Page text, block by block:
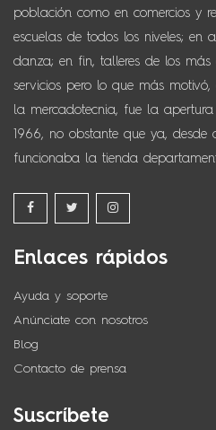
población como en comercios y
escuelas de todos los niveles; en
danza; en fin, talleres de los
servicios pero lo que más
la mercadotecnia, fue la
1966, no obstante que ya, desde
funcionaba la tienda
Enlaces rápidos
Ayuda y soporte
Anúnciate con nosotros
Blog
Contacto de prensa
Suscríbete